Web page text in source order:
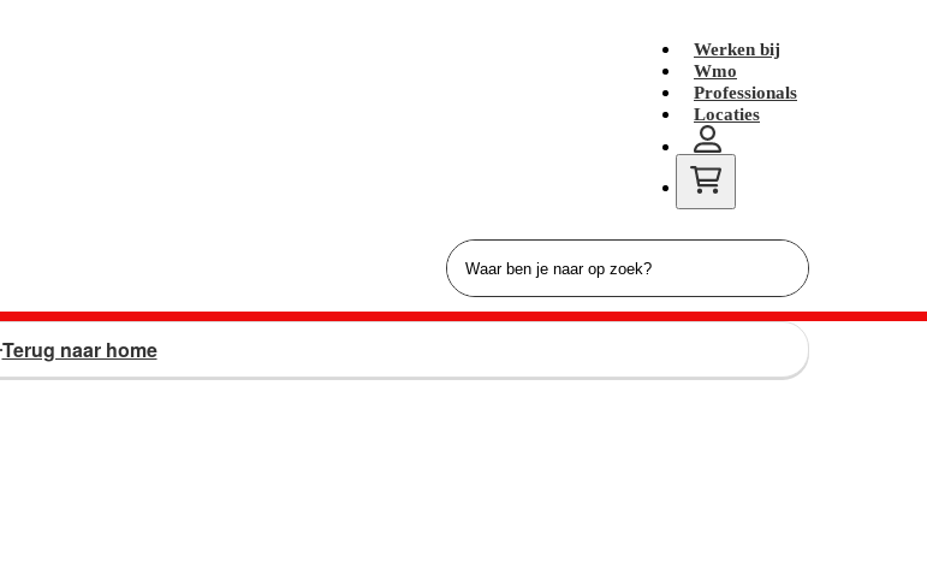
Werken bij
Wmo
Professionals
Locaties
Terug naar home